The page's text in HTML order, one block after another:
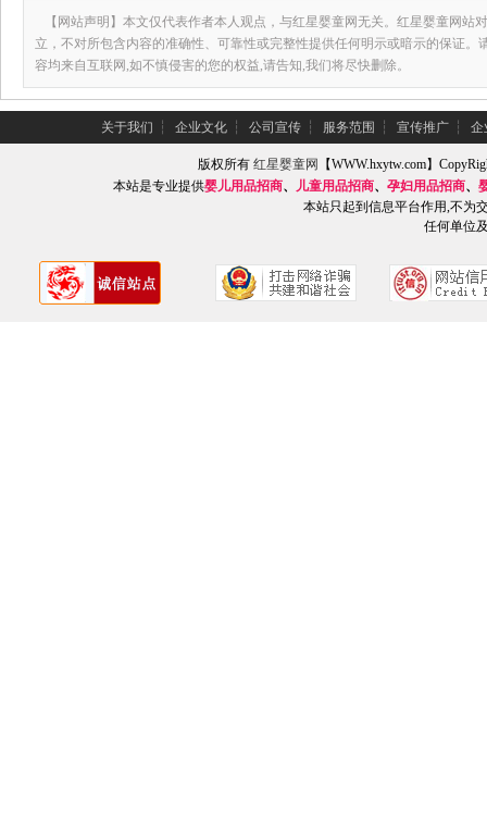
【网站声明】本文仅代表作者本人观点，与红星婴童网无关。红星婴童网站
立，不对所包含内容的准确性、可靠性或完整性提供任何明示或暗示的保证。
容均来自互联网,如不慎侵害的您的权益,请告知,我们将尽快删除。
关于我们 ┆ 企业文化 ┆ 公司宣传 ┆ 服务范围 ┆ 宣传推广 ┆ 企
版权所有红星婴童网
【WWW.hxytw.com】
本站是专业提供婴儿用品招商、 儿童用品招商、 孕妇用品招商、
本站只起到信息平台作用,不为
任何单位